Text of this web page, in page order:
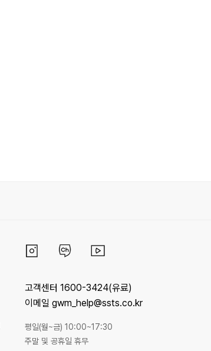
고객센터 1600-3424(유료)
이메일 gwm_help@ssts.co.kr
평일(월~금) 10:00~17:30
주말 및 공휴일 휴무